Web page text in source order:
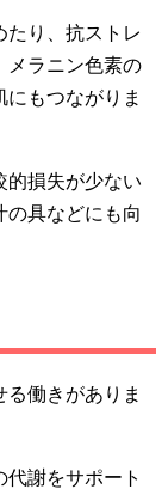
たり、抗ストレ
メラニン色素の
もつながりま
的損失が少ない
の具などにも向
働きがありま
謝をサポート